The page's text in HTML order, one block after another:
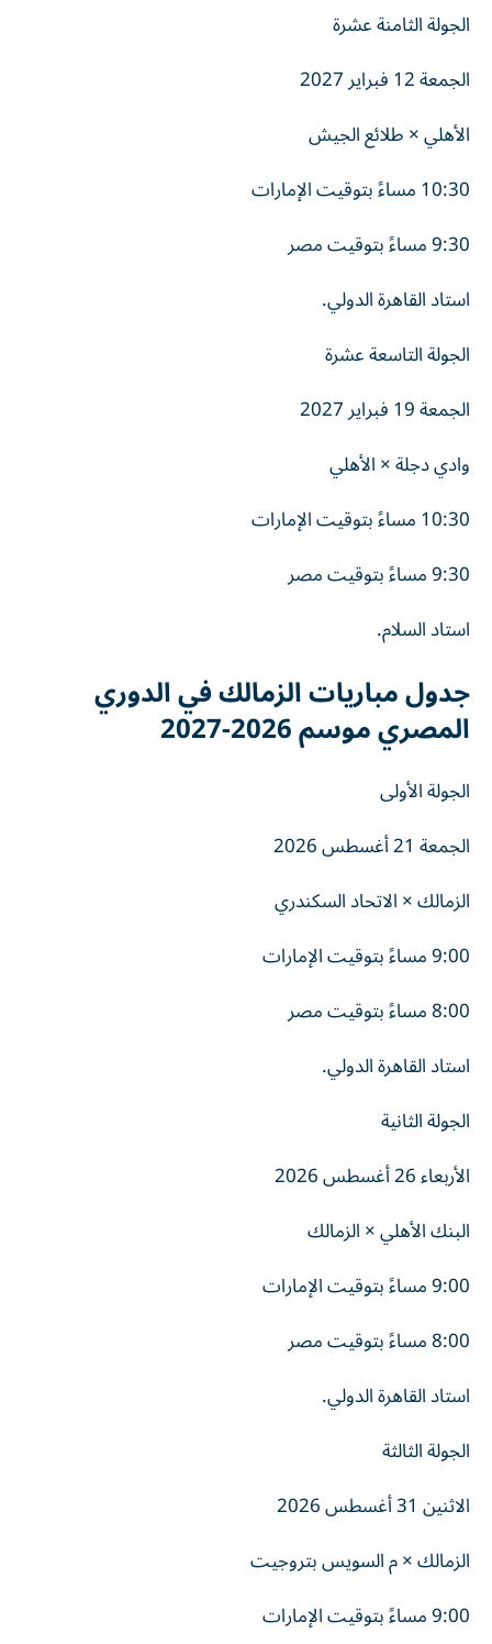
الجولة الثامنة عشرة
الجمعة 12 فبراير 2027
الأهلي × طلائع الجيش
10:30 مساءً بتوقيت الإمارات
9:30 مساءً بتوقيت مصر
استاد القاهرة الدولي.
الجولة التاسعة عشرة
الجمعة 19 فبراير 2027
وادي دجلة × الأهلي
10:30 مساءً بتوقيت الإمارات
9:30 مساءً بتوقيت مصر
استاد السلام.
جدول مباريات الزمالك في الدوري
المصري موسم 2026-2027
الجولة الأولى
الجمعة 21 أغسطس 2026
الزمالك × الاتحاد السكندري
9:00 مساءً بتوقيت الإمارات
8:00 مساءً بتوقيت مصر
استاد القاهرة الدولي.
الجولة الثانية
الأربعاء 26 أغسطس 2026
البنك الأهلي × الزمالك
9:00 مساءً بتوقيت الإمارات
8:00 مساءً بتوقيت مصر
استاد القاهرة الدولي.
الجولة الثالثة
الاثنين 31 أغسطس 2026
الزمالك × م السويس بتروجيت
9:00 مساءً بتوقيت الإمارات